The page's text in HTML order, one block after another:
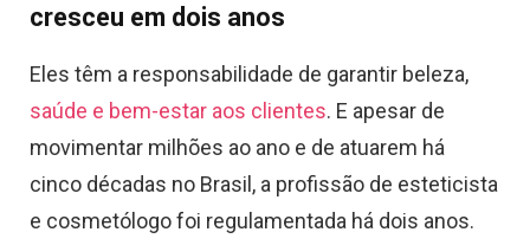
cresceu em dois anos
Eles têm a responsabilidade de garantir beleza,
saúde e bem-estar aos clientes. E apesar de
movimentar milhões ao ano e de atuarem há
cinco décadas no Brasil, a profissão de esteticista
e cosmetólogo foi regulamentada há dois anos.